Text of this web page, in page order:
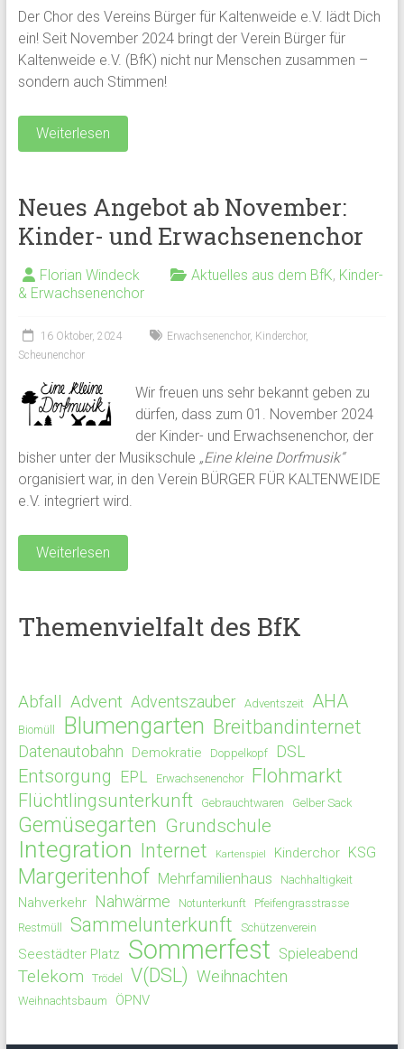
Der Chor des Vereins Bürger für Kaltenweide e.V. lädt Dich
ein! Seit November 2024 bringt der Verein Bürger für
Kaltenweide e.V. (BfK) nicht nur Menschen zusammen –
sondern auch Stimmen!
Weiterlesen
Neues Angebot ab November:
Kinder- und Erwachsenenchor
Florian Windeck Aktuelles aus dem BfK, Kinder-
& Erwachsenenchor
16 Oktober, 2024 Erwachsenenchor, Kinderchor,
Scheunenchor
Wir freuen uns sehr bekannt geben zu
dürfen, dass zum 01. November 2024
der Kinder- und Erwachsenenchor, der
bisher unter der Musikschule „Eine kleine Dorfmusik“
organisiert war, in den Verein BÜRGER FÜR KALTENWEIDE
e.V. integriert wird.
Weiterlesen
Themenvielfalt des BfK
Abfall Advent Adventszauber Adventszeit AHA
Biomüll Blumengarten Breitbandinternet
Datenautobahn Demokratie Doppelkopf DSL
Entsorgung EPL Erwachsenenchor Flohmarkt
Flüchtlingsunterkunft Gebrauchtwaren Gelber Sack
Gemüsegarten Grundschule
Integration Internet Kartenspiel Kinderchor KSG
Margeritenhof Mehrfamilienhaus Nachhaltigkeit
Nahverkehr Nahwärme Notunterkunft
Pfeifengrasstrasse
Restmüll
Sammelunterkunft Schützenverein
Seestädter Platz Sommerfest Spieleabend
Telekom Trödel V(DSL) Weihnachten
Weihnachtsbaum ÖPNV